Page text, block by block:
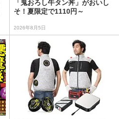
「鬼おろし牛タン丼」がおいし
そ！夏限定で1110円～
2026年8月5日